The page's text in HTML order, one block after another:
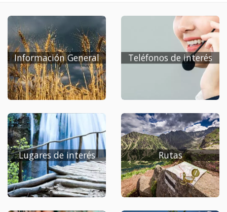
Información General Teléfonos de interés
Lugares de interés Rutas